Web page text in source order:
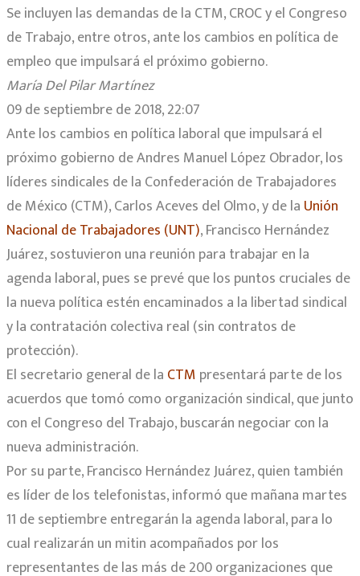
Se incluyen las demandas de la CTM, CROC y el Congreso
de Trabajo, entre otros, ante los cambios en política de
empleo que impulsará el próximo gobierno.
María Del Pilar Martínez
09 de septiembre de 2018, 22:07
Ante los cambios en política laboral que impulsará el
próximo gobierno de Andres Manuel López Obrador, los
líderes sindicales de la Confederación de Trabajadores
de México (CTM), Carlos Aceves del Olmo, y de la Unión
Nacional de Trabajadores (UNT), Francisco Hernández
Juárez, sostuvieron una reunión para trabajar en la
agenda laboral, pues se prevé que los puntos cruciales de
la nueva política estén encaminados a la libertad sindical
y la contratación colectiva real (sin contratos de
protección).
El secretario general de la CTM presentará parte de los
acuerdos que tomó como organización sindical, que junto
con el Congreso del Trabajo, buscarán negociar con la
nueva administración.
Por su parte, Francisco Hernández Juárez, quien también
es líder de los telefonistas, informó que mañana martes
11 de septiembre entregarán la agenda laboral, para lo
cual realizarán un mitin acompañados por los
representantes de las más de 200 organizaciones que